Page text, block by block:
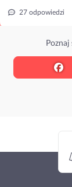
27 odpowiedzi